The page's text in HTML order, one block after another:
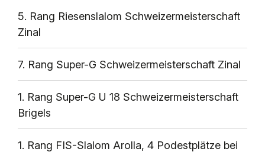
5. Rang Riesenslalom Schweizermeisterschaft
Zinal
7. Rang Super-G Schweizermeisterschaft Zinal
1. Rang Super-G U 18 Schweizermeisterschaft
Brigels
1. Rang FIS-Slalom Arolla, 4 Podestplätze bei